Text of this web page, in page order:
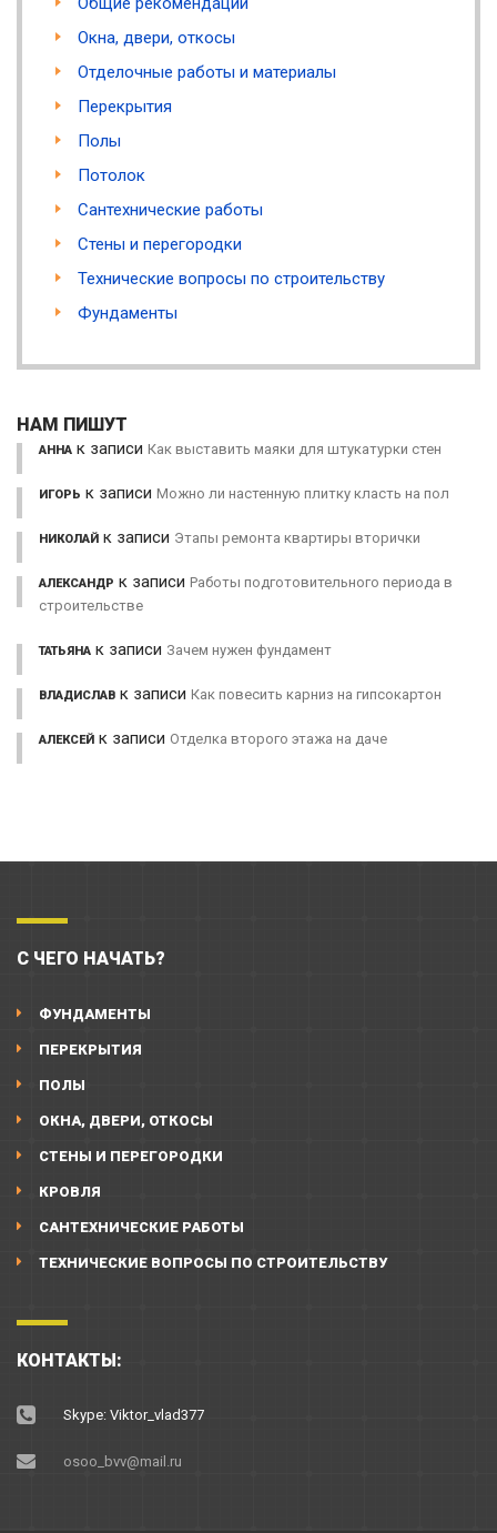
Окна, двери, откосы
Отделочные работы и материалы
Перекрытия
Полы
Потолок
Сантехнические работы
Стены и перегородки
Технические вопросы по строительству
Фундаменты
НАМ ПИШУТ
АННА к записи Как выставить маяки для штукатурки стен
ИГОРЬ к записи Можно ли настенную плитку класть на пол
НИКОЛАЙ к записи Этапы ремонта квартиры вторички
АЛЕКСАНДР к записи Работы подготовительного периода в
строительстве
ТАТЬЯНА к записи Зачем нужен фундамент
ВЛАДИСЛАВ к записи Как повесить карниз на гипсокартон
АЛЕКСЕЙ к записи Отделка второго этажа на даче
С ЧЕГО НАЧАТЬ?
ФУНДАМЕНТЫ
ПЕРЕКРЫТИЯ
ПОЛЫ
ОКНА, ДВЕРИ, ОТКОСЫ
СТЕНЫ И ПЕРЕГОРОДКИ
КРОВЛЯ
САНТЕХНИЧЕСКИЕ РАБОТЫ
ТЕХНИЧЕСКИЕ ВОПРОСЫ ПО СТРОИТЕЛЬСТВУ
КОНТАКТЫ:
Skype: Viktor_vlad377
osoo_bvv@mail.ru